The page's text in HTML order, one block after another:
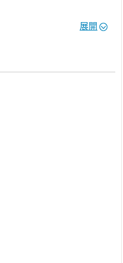
瑰／烹飪書籍作者及譯者
好了。」
展開